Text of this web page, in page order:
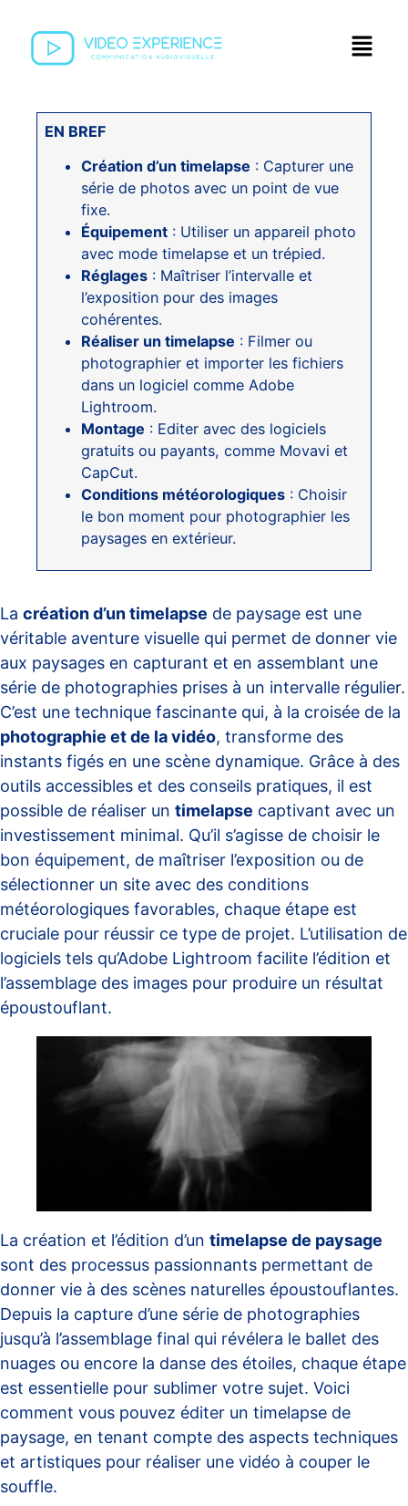
EN BREF
Création d’un timelapse : Capturer une
série de photos avec un point de vue
fixe.
Équipement : Utiliser un appareil photo
avec mode timelapse et un trépied.
Réglages : Maîtriser l’intervalle et
l’exposition pour des images
cohérentes.
Réaliser un timelapse : Filmer ou
photographier et importer les fichiers
dans un logiciel comme Adobe
Lightroom.
Montage : Editer avec des logiciels
gratuits ou payants, comme Movavi et
CapCut.
Conditions météorologiques : Choisir
le bon moment pour photographier les
paysages en extérieur.
La création d’un timelapse de paysage est une
véritable aventure visuelle qui permet de donner vie
aux paysages en capturant et en assemblant une
série de photographies prises à un intervalle régulier.
C’est une technique fascinante qui, à la croisée de la
photographie et de la vidéo, transforme des
instants figés en une scène dynamique. Grâce à des
outils accessibles et des conseils pratiques, il est
possible de réaliser un timelapse captivant avec un
investissement minimal. Qu’il s’agisse de choisir le
bon équipement, de maîtriser l’exposition ou de
sélectionner un site avec des conditions
météorologiques favorables, chaque étape est
cruciale pour réussir ce type de projet. L’utilisation de
logiciels tels qu’Adobe Lightroom facilite l’édition et
l’assemblage des images pour produire un résultat
époustouflant.
La création et l’édition d’un timelapse de paysage
sont des processus passionnants permettant de
donner vie à des scènes naturelles époustouflantes.
Depuis la capture d’une série de photographies
jusqu’à l’assemblage final qui révélera le ballet des
nuages ou encore la danse des étoiles, chaque étape
est essentielle pour sublimer votre sujet. Voici
comment vous pouvez éditer un timelapse de
paysage, en tenant compte des aspects techniques
et artistiques pour réaliser une vidéo à couper le
souffle.